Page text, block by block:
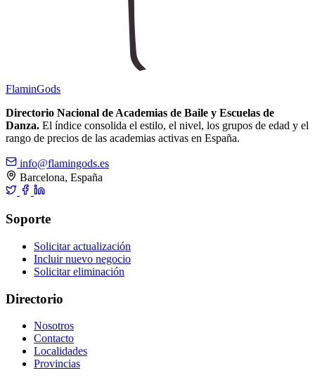
FlaminGods
Directorio Nacional de Academias de Baile y Escuelas de
Danza. El índice consolida el estilo, el nivel, los grupos de edad y el
rango de precios de las academias activas en España.
info@flamingods.es
Barcelona, España
Soporte
Solicitar actualización
Incluir nuevo negocio
Solicitar eliminación
Directorio
Nosotros
Contacto
Localidades
Provincias